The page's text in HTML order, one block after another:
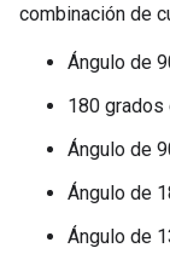
combinación de
Ángulo de
180 grados
Ángulo de
Ángulo de
Ángulo de